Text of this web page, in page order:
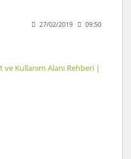
27/02/2019 09:50